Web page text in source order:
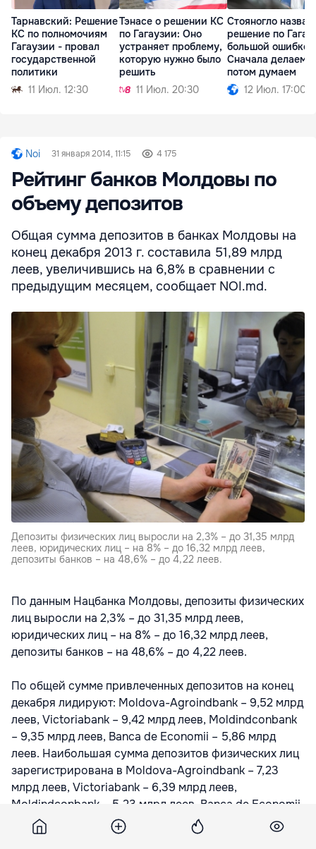
Тарнавский: Решение
КС по полномочиям
Гагаузии - провал
государственной
политики
11 Июл. 12:30
Тэнасе о решении КС
по Гагаузии: Оно
устраняет проблему,
которую нужно было
решить
11 Июл. 20:30
Стояногло назвал
решение по
большой
Сначала делаем,
потом думаем
12 Июл. 17:00
Noi 31 января 2014, 11:15 4 175
Рейтинг банков Молдовы по
объему депозитов
Общая сумма депозитов в банках Молдовы на
конец декабря 2013 г. составила 51,89 млрд
леев, увеличившись на 6,8% в сравнении с
предыдущим месяцем, сообщает NOI.md.
Депозиты физических лиц выросли на 2,3% – до 31,35 млрд
леев, юридических лиц – на 8% – до 16,32 млрд леев,
депозиты банков – на 48,6% – до 4,22 леев.
По данным Нацбанка Молдовы, депозиты физических
лиц выросли на 2,3% – до 31,35 млрд леев,
юридических лиц – на 8% – до 16,32 млрд леев,
депозиты банков – на 48,6% – до 4,22 леев.
По общей сумме привлеченных депозитов на конец
декабря лидируют: Moldova-Agroindbank – 9,52 млрд
леев, Victoriabank – 9,42 млрд леев, Moldindconbank
– 9,35 млрд леев, Banca de Economii – 5,86 млрд
леев. Наибольшая сумма депозитов физических лиц
зарегистрирована в Moldova-Agroindbank – 7,23
млрд леев, Victoriabank – 6,39 млрд леев,
Moldindconbank – 5,23 млрд леев, Banca de Economii
– 3,54 млрд леев, Banca Sociala – 2,04 млрд леев.
Больше всего депозитов юридических лиц